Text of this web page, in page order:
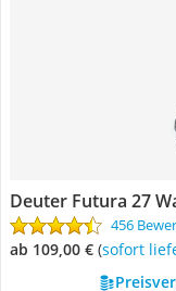
Deuter Futura 27
456
ab 109,00 € ( Sofort